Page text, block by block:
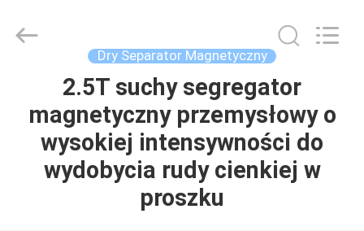
PRODUKTY
Dry Separator Magnetyczny
2.5T suchy segregator
magnetyczny przemysłowy o
wysokiej intensywności do
wydobycia rudy cienkiej w
proszku